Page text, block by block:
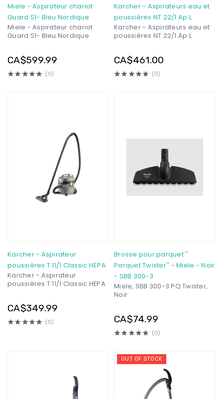
Miele - Aspirateur chariot
Guard S1- Bleu Nordique
Miele - Aspirateur chariot
Guard S1- Bleu Nordique
CA$599.99
(0)
Karcher - Aspirateurs eau et
poussières NT 22/1 Ap L
Karcher - Aspirateurs eau et
poussières NT 22/1 Ap L
CA$461.00
(0)
Karcher - Aspirateur
poussières T 11/1 Classic HEPA
Karcher - Aspirateur
poussières T 11/1 Classic HEPA
CA$349.99
(0)
Brosse pour parquet ''
Parquet Twister'' - Miele - Noir
- SBB 300-3
Miele, SBB 300-3 PQ Twister,
Noir
CA$74.99
(0)
OUT OF STOCK